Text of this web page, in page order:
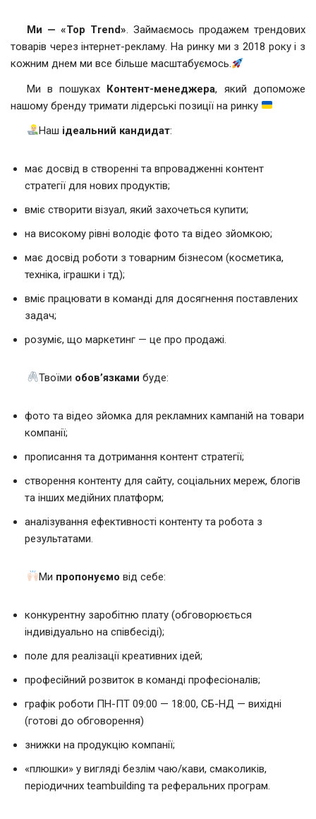
Ми — «Top Trend». Займаємось продажем трендових
товарів через інтернет-рекламу. На ринку ми з 2018 року і з
кожним днем ми все більше масштабуємось.
Ми в пошуках Контент-менеджера, який допоможе
нашому бренду тримати лідерські позиції на ринку
Наш ідеальний кандидат:
має досвід в створенні та впровадженні контент
стратегії для нових продуктів;
вміє створити візуал, який захочеться купити;
на високому рівні володіє фото та відео зйомкою;
має досвід роботи з товарним бізнесом (косметика,
техніка, іграшки і тд);
вміє працювати в команді для досягнення поставлених
задач;
розуміє, що маркетинг — це про продажі.
Твоїми обов’язками буде:
фото та відео зйомка для рекламних кампаній на товари
компанії;
прописання та дотримання контент стратегії;
створення контенту для сайту, соціальних мереж, блогів
та інших медійних платформ;
аналізування ефективності контенту та робота з
результатами.
Ми пропонуємо від себе:
конкурентну заробітню плату (обговорюється
індивідуально на співбесіді);
поле для реалізації креативних ідей;
професійний розвиток в команді професіоналів;
графік роботи ПН-ПТ 09:00 — 18:00, СБ-НД — вихідні
(готові до обговорення)
знижки на продукцію компанії;
«плюшки» у вигляді безлім чаю/кави, смаколиків,
періодичних teambuilding та реферальних програм.